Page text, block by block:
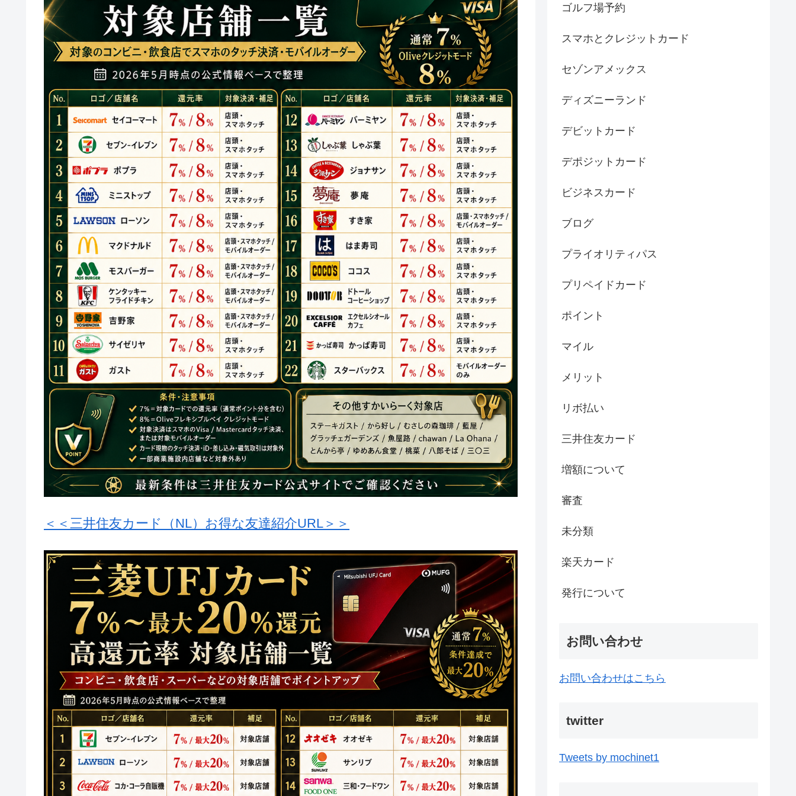
＜＜三井住友カード（NL）お得な友達紹介URL＞＞
ゴルフ場予約
スマホとクレジットカード
セゾンアメックス
ディズニーランド
デビットカード
デポジットカード
ビジネスカード
ブログ
プライオリティパス
プリペイドカード
ポイント
マイル
メリット
リボ払い
三井住友カード
増額について
審査
未分類
楽天カード
発行について
お問い合わせ
お問い合わせはこちら
twitter
Tweets by mochinet1